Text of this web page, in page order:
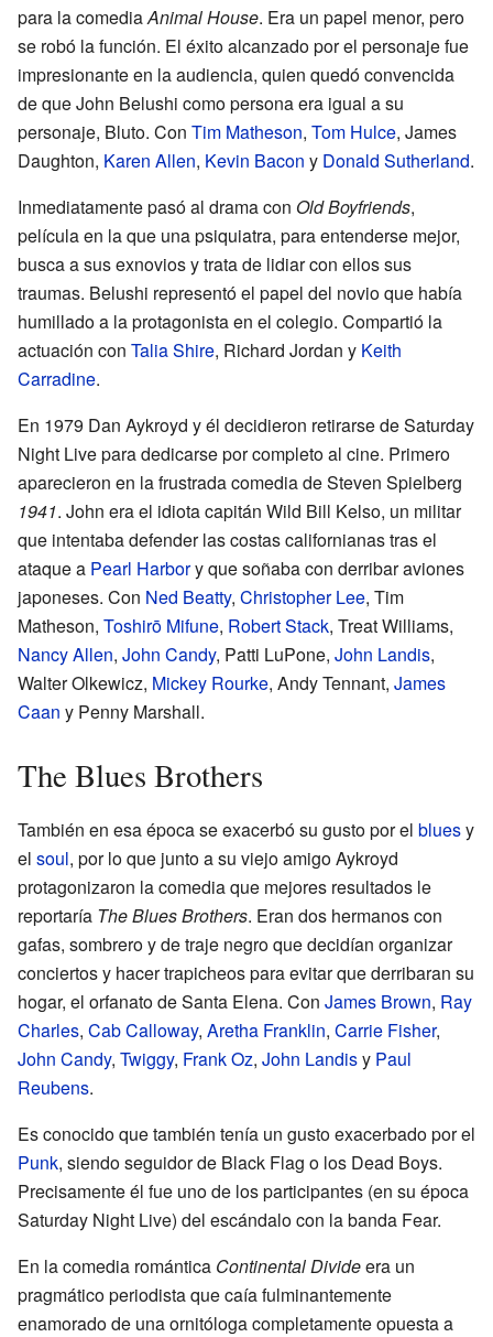
para la comediaAnimal House. Era un papel menor, pero
se robó la función. El éxito alcanzado por el personaje fue
impresionante en la audiencia, quien quedó convencida
de que John Belushi como persona era igual a su
personaje, Bluto. Con Tim Matheson, Tom Hulce, James
Daughton, Karen Allen, Kevin Bacon y Donald Sutherland.
Inmediatamente pasó al drama con Old Boyfriends,
película en la que una psiquiatra, para entenderse mejor,
busca a sus exnovios y trata de lidiar con ellos sus
traumas. Belushi representó el papel del novio que había
humillado a la protagonista en el colegio. Compartió la
actuación con Talia Shire, Richard Jordan y Keith
Carradine.
En 1979 Dan Aykroyd y él decidieron retirarse de Saturday
Night Live para dedicarse por completo al cine. Primero
aparecieron en la frustrada comedia de Steven Spielberg
1941. John era el idiota capitán Wild Bill Kelso, un militar
que intentaba defender las costas californianas tras el
ataque a Pearl Harbory que soñaba con derribar aviones
japoneses. Con Ned Beatty, Christopher Lee, Tim
Matheson, Toshirō Mifune, Robert Stack, Treat Williams,
Nancy Allen, John Candy, Patti LuPone, John Landis,
Walter Olkewicz, Mickey Rourke, Andy Tennant, James
Caan y Penny Marshall.
The Blues Brothers
También en esa época se exacerbó su gusto por el bluesy
el soul, por lo que junto a su viejo amigo Aykroyd
protagonizaron la comedia que mejores resultados le
reportaría The Blues Brothers. Eran dos hermanos con
gafas, sombrero y de traje negro que decidían organizar
conciertos y hacer trapicheos para evitar que derribaran su
hogar, el orfanato de Santa Elena. Con James Brown, Ray
Charles, Cab Calloway, Aretha Franklin, Carrie Fisher,
John Candy, Twiggy, Frank Oz, John Landisy Paul
Reubens.
Es conocido que también tenía un gusto exacerbado por el
Punk, siendo seguidor de Black Flag o los Dead Boys.
Precisamente él fue uno de los participantes (en su época
Saturday Night Live) del escándalo con la banda Fear.
En la comedia romántica Continental Divideera un
pragmático periodista que caía fulminantemente
enamorado de una ornitóloga completamente opuesta a